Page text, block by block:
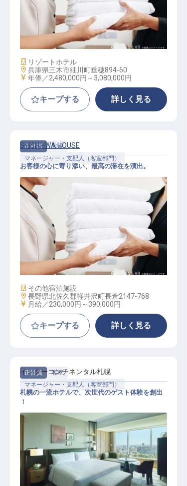
客室清掃 アソシエイト
施設業態
リゾートホテル
勤務地
兵庫県三木市細川町垂穂894-60
給与
年俸／2,480,000円～ 3,080,000円
キープする 詳しく見る
正社員
客室
マネージャー・支配人（客室部門）
ハウスキーピングマネージャー
SHISHI-IWA HOUSE
お客様の心に寄り添い、最高の滞在を演出。
施設業態
その他宿泊施設
勤務地
長野県北佐久郡軽井沢町長倉2147-768
給与
月給／230,000円～ 390,000円
キープする 詳しく見る
正社員
客室
マネージャー・支配人（客室部門）
インターコンチネンタル札幌
札幌の一流ホテルで、次世代のゲスト体験を創出
！